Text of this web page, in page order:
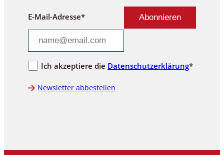
E-Mail-Adresse*
Ich akzeptiere die Datenschutzerklärung*
Newsletter abbestellen